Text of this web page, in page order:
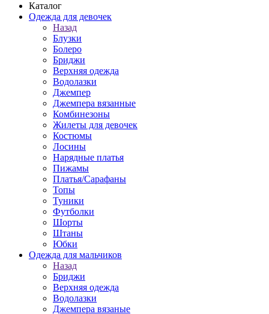
Каталог
Одежда для девочек
Назад
Блузки
Болеро
Бриджи
Верхняя одежда
Водолазки
Джемпер
Джемпера вязанные
Комбинезоны
Жилеты для девочек
Костюмы
Лосины
Нарядные платья
Пижамы
Платья/Сарафаны
Топы
Туники
Футболки
Шорты
Штаны
Юбки
Одежда для мальчиков
Назад
Бриджи
Верхняя одежда
Водолазки
Джемпера вязаные